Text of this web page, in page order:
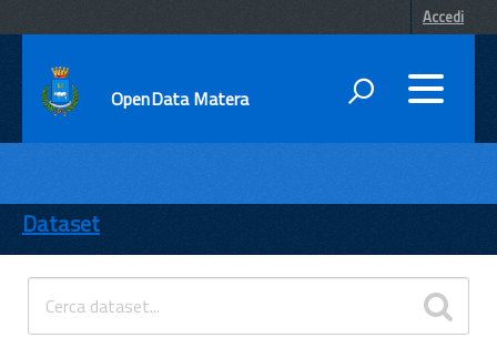
Accedi
OpenData Matera
ENTI
TEMI
INFORMAZIONI
Dataset